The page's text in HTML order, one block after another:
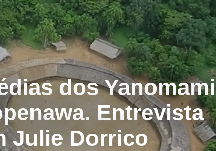
dos Yanomami
Entrevista
Julie Dorrico